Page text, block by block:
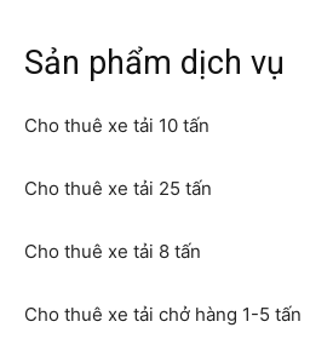
Sản phẩm dịch vụ
Cho thuê xe tải 10 tấn
Cho thuê xe tải 25 tấn
Cho thuê xe tải 8 tấn
Cho thuê xe tải chở hàng 1-5 tấn